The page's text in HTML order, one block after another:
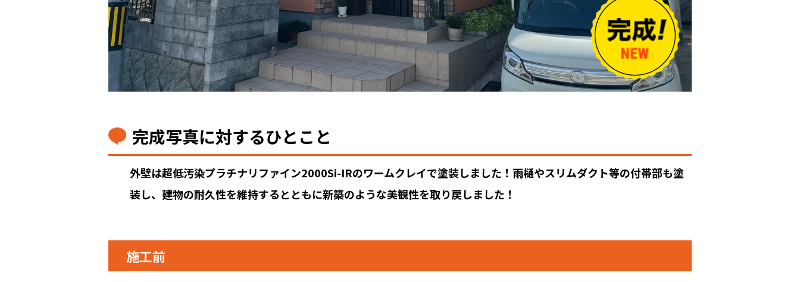
完成写真に対するひとこと
外壁は超低汚染プラチナリファイン2000Si-IRのワームクレイで塗装しました！雨樋やスリムダクト等の付帯部も塗
装し、建物の耐久性を維持するとともに新築のような美観性を取り戻しました！
施工前